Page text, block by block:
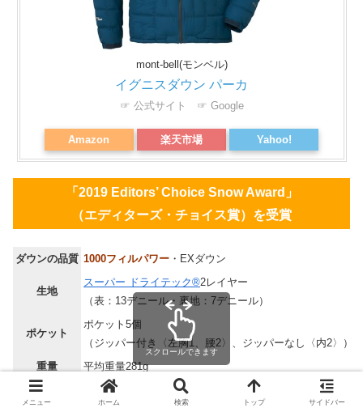
mont-bell(モンベル)
イグニスダウン パーカ
☞ 公式サイト ☞ Google
Amazon 楽天市場 Yahoo!
「2019 Editors’ Choice Snow Award」
（エディターズ・チョイス賞）を受賞
ダウンの品質 1000フィルパワー ・EXダウン
生地
スーパー ドライテック®2レイヤー
（表：13デニール・裏地：7デニール）
ポケット
ポケット5個
（ジッパー付き〈左胸1、腰2〉、ジッパーなし〈内2〉）
重量
平均重量281g
スクロールできます
モンベルのダウンウェアは個人的に選びにくいです。何
メニュー ホーム 検索 トップ サイドバー